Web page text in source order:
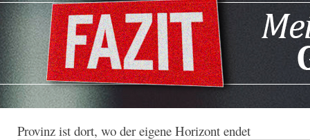
Provinz ist dort, wo der eigene Horizont endet